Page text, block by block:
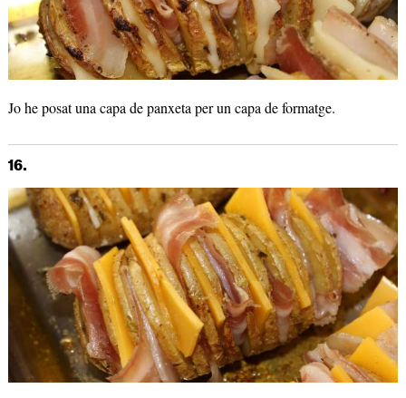
Jo he posat una capa de panxeta per un capa de formatge.
16.